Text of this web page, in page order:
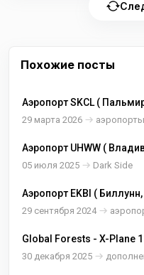
Похожие посты
Аэропорт SKCL (
29 марта 2026
Аэропорт UHWW (
05 июля 2025 Dark Side
Аэропорт EKBI (
29 сентября 2024
Global Forests - X-Plane
30 декабря 2025